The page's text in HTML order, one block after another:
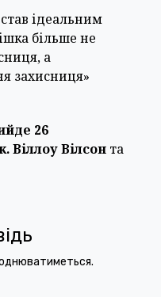
ідеальним
більше не
а
захисниця»
26
Віллоу Вілсон та